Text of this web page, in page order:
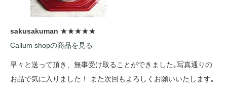
sakusakuman ★★★★★
Callum shopの商品を見る
早々と送って頂き、無事受け取ることができました｡写真通りの
お品で気に入りました！ また次回もよろしくお願いいたします｡